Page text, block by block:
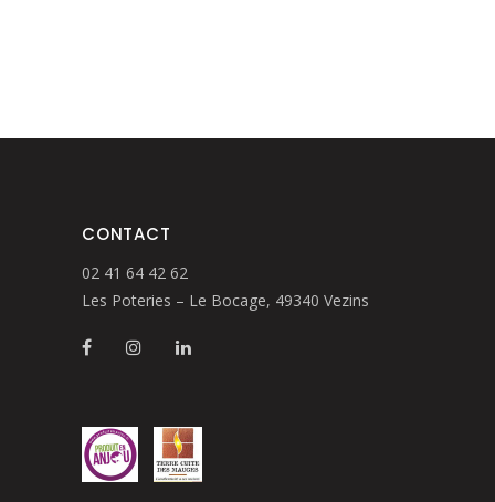
CONTACT
02 41 64 42 62
Les Poteries – Le Bocage, 49340 Vezins